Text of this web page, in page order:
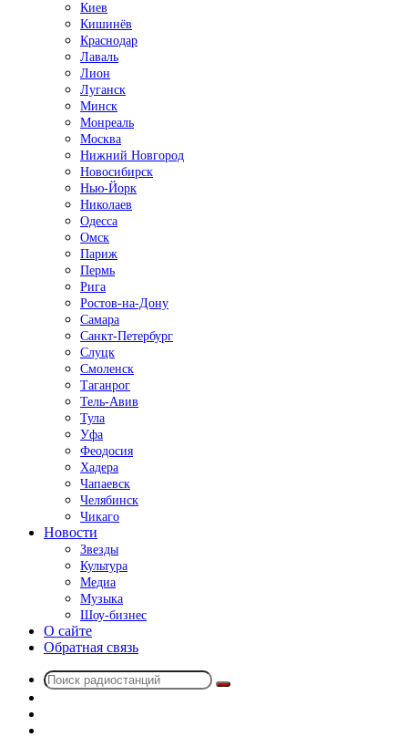
Киев
Кишинёв
Краснодар
Лаваль
Лион
Луганск
Минск
Монреаль
Москва
Нижний Новгород
Новосибирск
Нью-Йорк
Николаев
Одесса
Омск
Париж
Пермь
Рига
Ростов-на-Дону
Самара
Санкт-Петербург
Слуцк
Смоленск
Таганрог
Тель-Авив
Тула
Уфа
Феодосия
Хадера
Чапаевск
Челябинск
Чикаго
Новости
Звезды
Культура
Медиа
Музыка
Шоу-бизнес
О сайте
Обратная связь
Поиск